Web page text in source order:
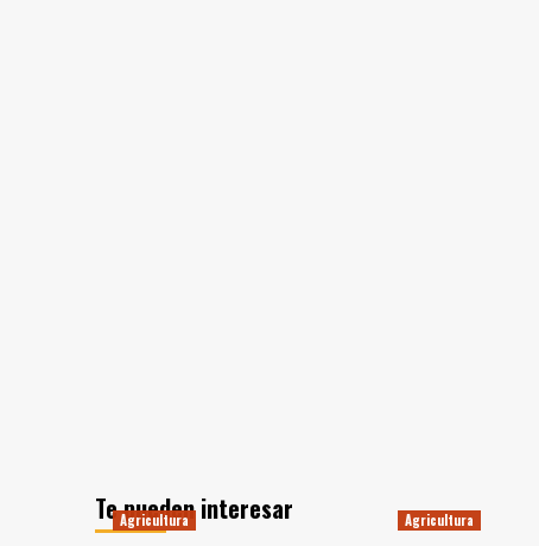
Te pueden interesar
Agricultura Agricultura